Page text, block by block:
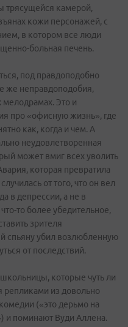
трясущейся камерой,
кожи персонажей, с
в котором все люди
больная печень.
под правдоподобно
же неправдоподобия,
Это и
про «офисную жизнь», где
как, когда и чем. А
неудовлетворенная
может вмиг всех уволить
которая превратила
от того, что он вел
в депрессии, а не в
то более убедительное,
зрителя
спьяну убил возлюбленную
от последствий.
которые чуть ли
репликами из довольно
(«это дерьмо на
и поминают Вуди Аллена.